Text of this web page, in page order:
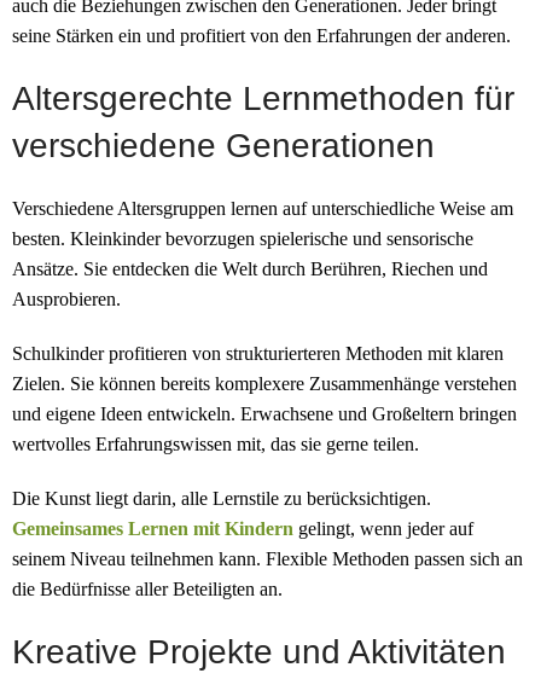
auch die Beziehungen zwischen den Generationen. Jeder bringt
seine Stärken ein und profitiert von den Erfahrungen der anderen.
Altersgerechte Lernmethoden für
verschiedene Generationen
Verschiedene Altersgruppen lernen auf unterschiedliche Weise am
besten. Kleinkinder bevorzugen spielerische und sensorische
Ansätze. Sie entdecken die Welt durch Berühren, Riechen und
Ausprobieren.
Schulkinder profitieren von strukturierteren Methoden mit klaren
Zielen. Sie können bereits komplexere Zusammenhänge verstehen
und eigene Ideen entwickeln. Erwachsene und Großeltern bringen
wertvolles Erfahrungswissen mit, das sie gerne teilen.
Die Kunst liegt darin, alle Lernstile zu berücksichtigen.
Gemeinsames Lernen mit Kindern gelingt, wenn jeder auf
seinem Niveau teilnehmen kann. Flexible Methoden passen sich an
die Bedürfnisse aller Beteiligten an.
Kreative Projekte und Aktivitäten